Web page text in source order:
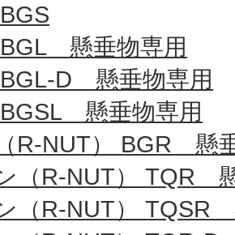
懸垂物専用
D 懸垂物専用
懸垂物専用
R-NUT） BGR 懸
（R-NUT） TQR
（R-NUT） TQSR